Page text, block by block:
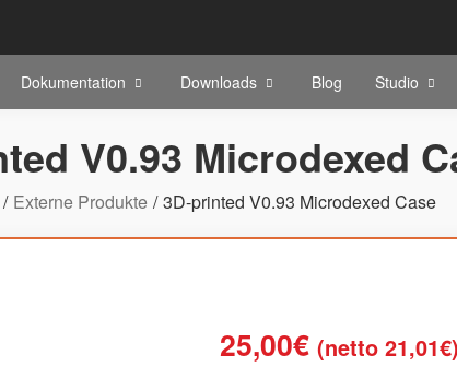
Dokumentation Downloads Blog Studio
V0.93 Microdexed
Externe Produkte 3D-printed V0.93 Microdexed Case
25,00€ (netto 21,01€)